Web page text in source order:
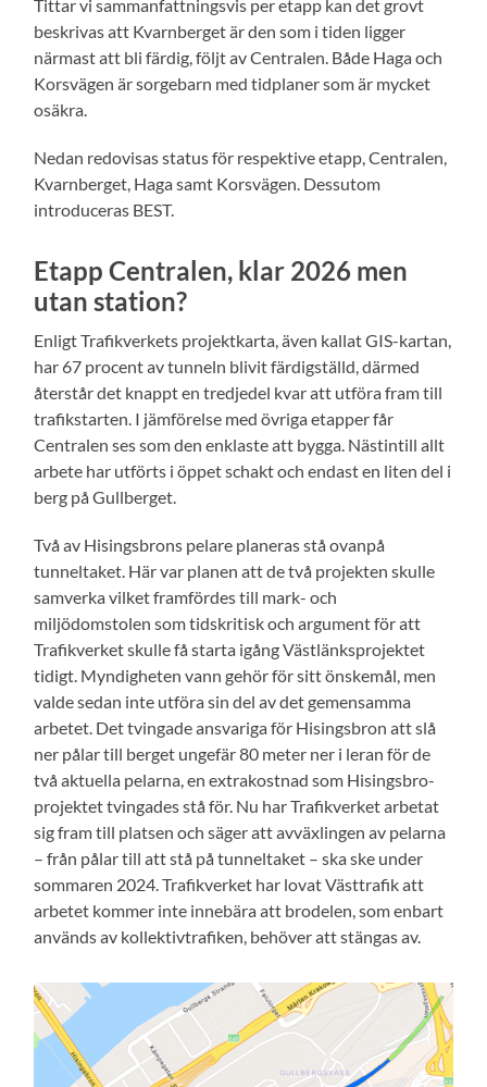
Tittar vi sammanfattningsvis per etapp kan det grovt
beskrivas att Kvarnberget är den som i tiden ligger
närmast att bli färdig, följt av Centralen. Både Haga och
Korsvägen är sorgebarn med tidplaner som är mycket
osäkra.
Nedan redovisas status för respektive etapp, Centralen,
Kvarnberget, Haga samt Korsvägen. Dessutom
introduceras BEST.
Etapp Centralen, klar 2026 men
utan station?
Enligt Trafikverkets projektkarta, även kallat GIS-kartan,
har 67 procent av tunneln blivit färdigställd, därmed
återstår det knappt en tredjedel kvar att utföra fram till
trafikstarten. I jämförelse med övriga etapper får
Centralen ses som den enklaste att bygga. Nästintill allt
arbete har utförts i öppet schakt och endast en liten del i
berg på Gullberget.
Två av Hisingsbrons pelare planeras stå ovanpå
tunneltaket. Här var planen att de två projekten skulle
samverka vilket framfördes till mark- och
miljödomstolen som tidskritisk och argument för att
Trafikverket skulle få starta igång Västlänksprojektet
tidigt. Myndigheten vann gehör för sitt önskemål, men
valde sedan inte utföra sin del av det gemensamma
arbetet. Det tvingade ansvariga för Hisingsbron att slå
ner pålar till berget ungefär 80 meter ner i leran för de
två aktuella pelarna, en extrakostnad som Hisingsbro-
projektet tvingades stå för. Nu har Trafikverket arbetat
sig fram till platsen och säger att avväxlingen av pelarna
– från pålar till att stå på tunneltaket – ska ske under
sommaren 2024. Trafikverket har lovat Västtrafik att
arbetet kommer inte innebära att brodelen, som enbart
används av kollektivtrafiken, behöver att stängas av.